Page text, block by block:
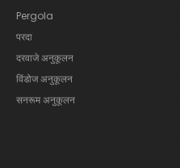
Pergola
परदा
दरवाजे अनुकूलन
विंडोज अनुकूलन
सनरूम अनुकूलन